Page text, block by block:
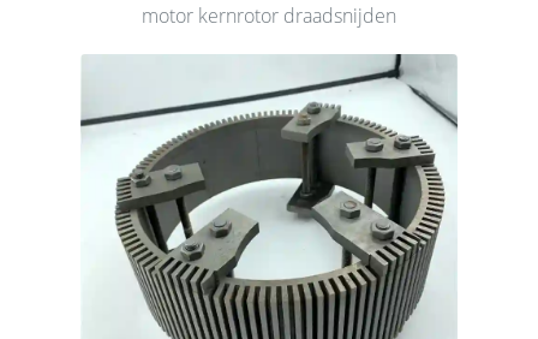
motor kernrotor draadsnijden